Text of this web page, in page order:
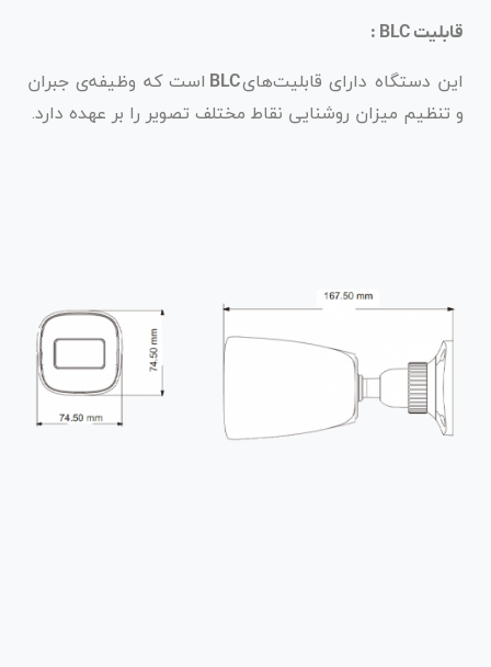
قابلیت BLC :
این دستگاه دارای قابلیت‌هایBLC
است که وظیفه‌ی جبران
و تنظیم میزان روشنایی نقاط مختلف تصویر را بر عهده دارد.